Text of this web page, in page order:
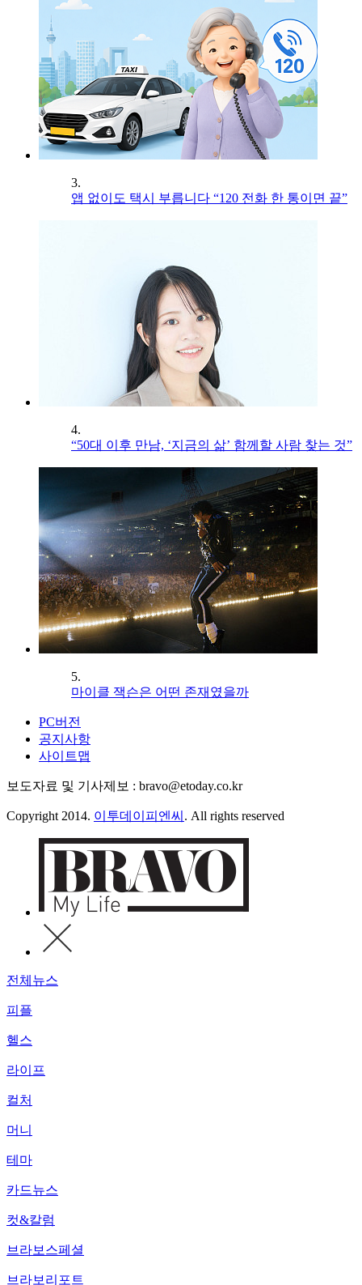
3.
앱 없이도 택시 부릅니다 “120 전화 한 통이면 끝”
4.
“50대 이후 만남, ‘지금의 삶’ 함께할 사람 찾는 것”
5.
마이클 잭슨은 어떤 존재였을까
PC버전
공지사항
사이트맵
보도자료 및 기사제보 : bravo@etoday.co.kr
Copyright 2014. 이투데이피엔씨 . All rights reserved
전체뉴스
피플
헬스
라이프
컬처
머니
테마
카드뉴스
컷&칼럼
브라보스페셜
브라보리포트